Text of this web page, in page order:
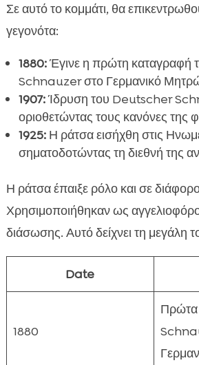
Σε αυτό το κομμάτι, θα
γεγονότα:
1880:Έγινε η πρώτη
Schnauzer στο Γερμανικό
1907:Ίδρυση του Deutscher
οριοθετώντας τους κανόνες της
1925:Η ράτσα εισήχθη στις
σηματοδοτώντας τη διεθνή της
Η ράτσα έπαιξε ρόλο και σε
Χρησιμοποιήθηκαν ως
διάσωσης. Αυτό δείχνει τη μεγάλη
Date
1880